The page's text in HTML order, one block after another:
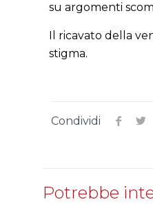
su argomenti
Il ricavato della
stigma.
Condividi
Potrebbe